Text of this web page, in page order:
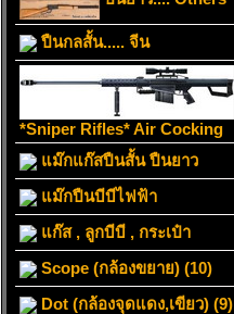
ปืนกลสั้น..... จีน
*Sniper Rifles* Air Cocking
แม๊กแก๊สปืนสั้น ปืนยาว
แม๊กปืนบีบีไฟฟ้า
แก๊ส , ลูกบีบี , กระเป๋า
Scope (กล้องขยาย) (10)
Dot (กล้องจุดแดง,เขียว) (9)